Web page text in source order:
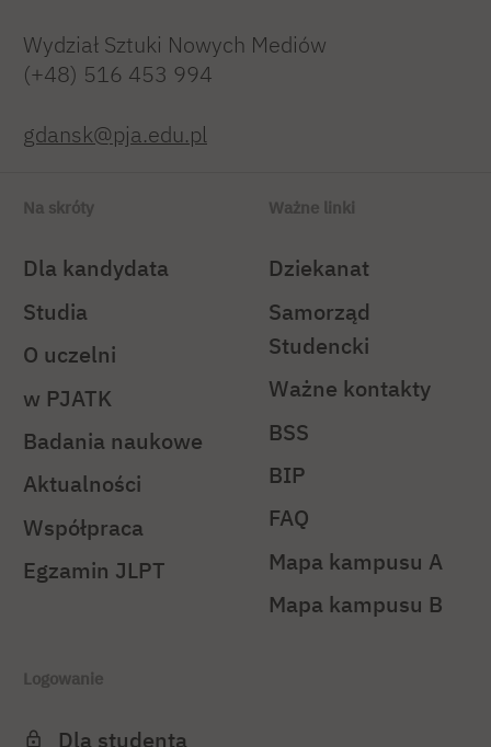
Wydział Sztuki Nowych Mediów
(+48) 516 453 994
gdansk@pja.edu.pl
Na skróty
Dla kandydata
Studia
O uczelni
w PJATK
Badania naukowe
Aktualności
Współpraca
Egzamin JLPT
Ważne linki
Dziekanat
Samorząd
Studencki
Ważne kontakty
BSS
BIP
FAQ
Mapa kampusu A
Mapa kampusu B
Logowanie
Dla studenta